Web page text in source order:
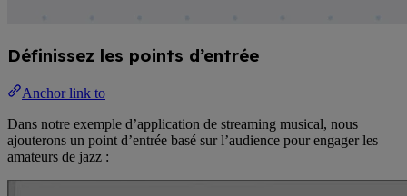
Définissez les points d’entrée
Anchor link to
Dans notre exemple d’application de streaming musical, nous
ajouterons un point d’entrée basé sur l’audience pour engager les
amateurs de jazz :